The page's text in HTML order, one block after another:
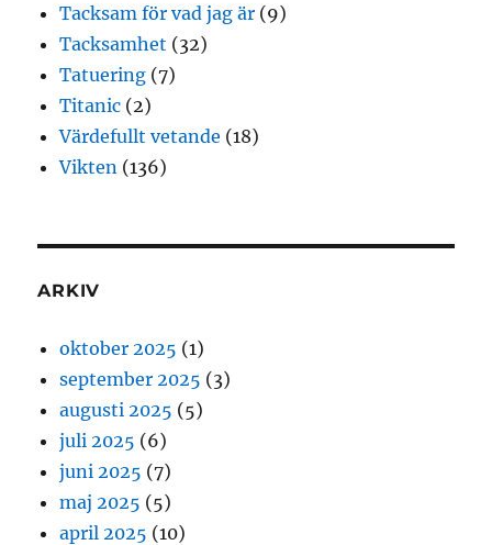
Tacksam för vad jag är (9)
Tacksamhet (32)
Tatuering (7)
Titanic (2)
Värdefullt vetande (18)
Vikten (136)
ARKIV
oktober 2025 (1)
september 2025 (3)
augusti 2025 (5)
juli 2025 (6)
juni 2025 (7)
maj 2025 (5)
april 2025 (10)